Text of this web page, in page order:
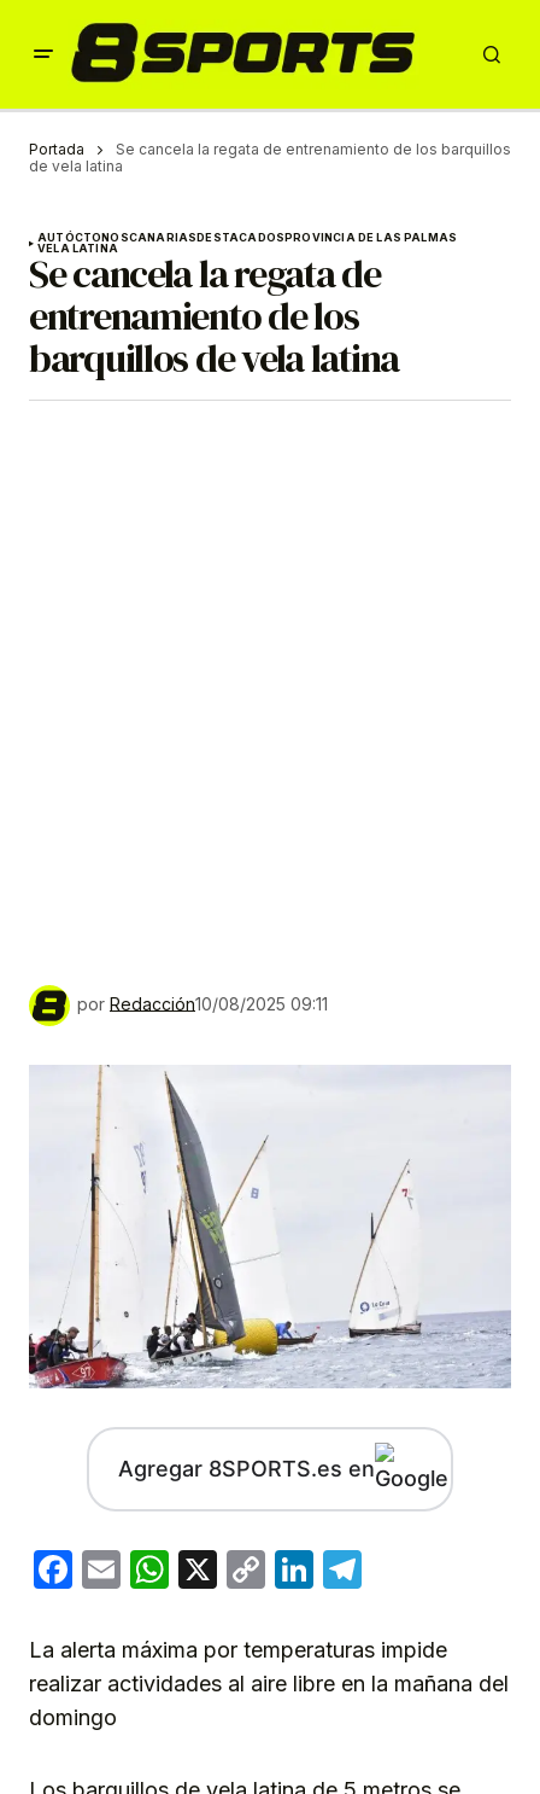
Portada
Se cancela la regata de entrenamiento de los barquillos
de vela latina
AUTÓCTONOSCANARIASDESTACADOSPROVINCIA DE LAS PALMAS
VELA LATINA
Se cancela la regata de
entrenamiento de los
barquillos de vela latina
por Redacción10/08/2025 09:11
Agregar 8SPORTS.es en
Facebook
EmailWhatsApp
X
CopyLinkedIn
La alerta máxima por temperaturas impide
realizar actividades al aire libre en la mañana del
domingo